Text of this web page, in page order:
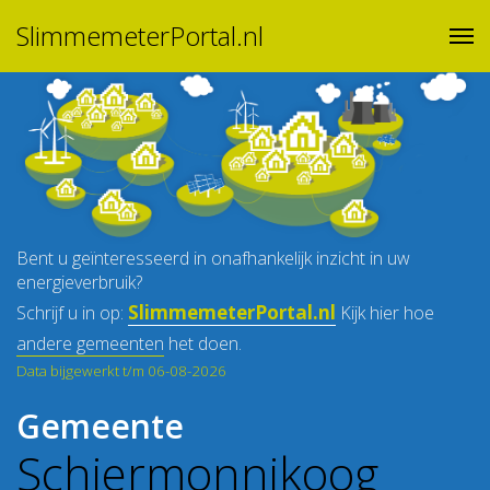
SlimmemeterPortal.nl
Bent u geïnteresseerd in onafhankelijk inzicht in uw
energieverbruik?
Schrijf u in op: SlimmemeterPortal.nl Kijk hier hoe
andere gemeenten het doen.
Data bijgewerkt t/m 06-08-2026
Gemeente
Schiermonnikoog